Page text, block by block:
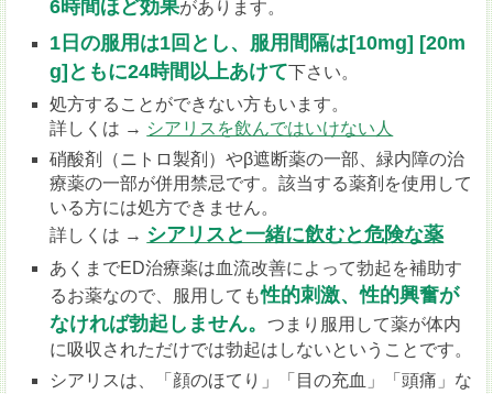
6時間ほど効果があります。
1日の服用は1回とし、服用間隔は[10mg] [20m
g]ともに24時間以上あけて下さい。
処方することができない方もいます。
詳しくは → シアリスを飲んではいけない人
硝酸剤（ニトロ製剤）やβ遮断薬の一部、緑内障の治
療薬の一部が併用禁忌です。該当する薬剤を使用して
いる方には処方できません。
詳しくは → シアリスと一緒に飲むと危険な薬
あくまでED治療薬は血流改善によって勃起を補助す
るお薬なので、服用しても性的刺激、性的興奮が
なければ勃起しません。つまり服用して薬が体内
に吸収されただけでは勃起はしないということです。
シアリスは、「顔のほてり」「目の充血」「頭痛」な